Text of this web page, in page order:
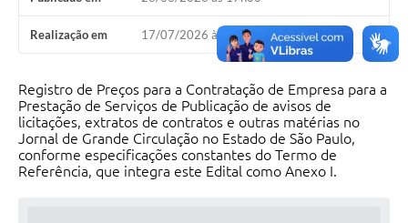
Realização em 17/07/2026 às 08h30
Registro de Preços para a Contratação de Empresa para a
Prestação de Serviços de Publicação de avisos de
licitações, extratos de contratos e outras matérias no
Jornal de Grande Circulação no Estado de São Paulo,
conforme especificações constantes do Termo de
Referência, que integra este Edital como Anexo I.